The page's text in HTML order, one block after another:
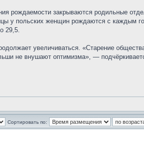
рождаемости закрываются родильные
у польских женщин рождаются с каждым
29,5.
увеличиваться. «Старение
не внушают оптимизма», —
Сортировать по: